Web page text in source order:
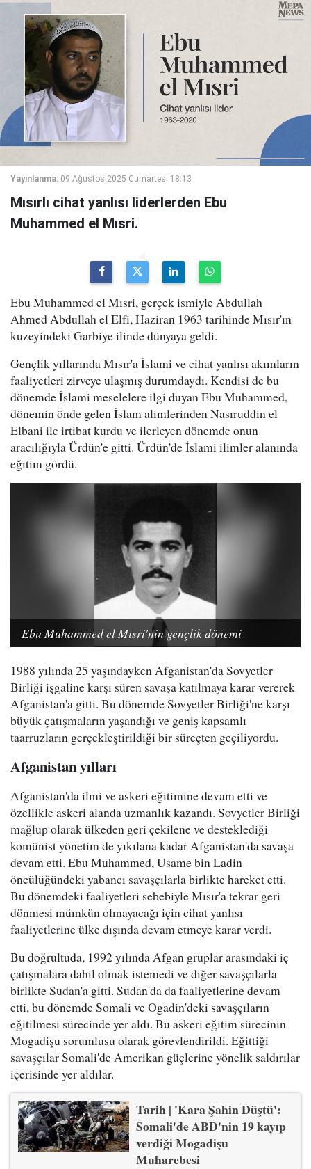
Yayınlanma: 09 Ağustos 2025 Cumartesi 18:13
Mısırlı cihat yanlısı liderlerden Ebu
Muhammed el Mısri.
Ebu Muhammed el Mısri, gerçek ismiyle Abdullah
Ahmed Abdullah el Elfi, Haziran 1963 tarihinde Mısır'ın
kuzeyindeki Garbiye ilinde dünyaya geldi.
Gençlik yıllarında Mısır'a İslami ve cihat yanlısı akımların
faaliyetleri zirveye ulaşmış durumdaydı. Kendisi de bu
dönemde İslami meselelere ilgi duyan Ebu Muhammed,
dönemin önde gelen İslam alimlerinden Nasıruddin el
Elbani ile irtibat kurdu ve ilerleyen dönemde onun
aracılığıyla Ürdün'e gitti. Ürdün'de İslami ilimler alanında
eğitim gördü.
Ebu Muhammed el Mısri'nin gençlik dönemi
1988 yılında 25 yaşındayken Afganistan'da Sovyetler
Birliği işgaline karşı süren savaşa katılmaya karar vererek
Afganistan'a gitti. Bu dönemde Sovyetler Birliği'ne karşı
büyük çatışmaların yaşandığı ve geniş kapsamlı
taarruzların gerçekleştirildiği bir süreçten geçiliyordu.
Afganistan yılları
Afganistan'da ilmi ve askeri eğitimine devam etti ve
özellikle askeri alanda uzmanlık kazandı. Sovyetler Birliği
mağlup olarak ülkeden geri çekilene ve desteklediği
komünist yönetim de yıkılana kadar Afganistan'da savaşa
devam etti. Ebu Muhammed, Usame bin Ladin
öncülüğündeki yabancı savaşçılarla birlikte hareket etti.
Bu dönemdeki faaliyetleri sebebiyle Mısır'a tekrar geri
dönmesi mümkün olmayacağı için cihat yanlısı
faaliyetlerine ülke dışında devam etmeye karar verdi.
Bu doğrultuda, 1992 yılında Afgan gruplar arasındaki iç
çatışmalara dahil olmak istemedi ve diğer savaşçılarla
birlikte Sudan'a gitti. Sudan'da da faaliyetlerine devam
etti, bu dönemde Somali ve Ogadin'deki savaşçıların
eğitilmesi sürecinde yer aldı. Bu askeri eğitim sürecinin
Mogadişu sorumlusu olarak görevlendirildi. Eğittiği
savaşçılar Somali'de Amerikan güçlerine yönelik saldırılar
içerisinde yer aldılar.
Tarih | 'Kara Şahin Düştü':
Somali'de ABD'nin 19 kayıp
verdiği Mogadişu
Muharebesi